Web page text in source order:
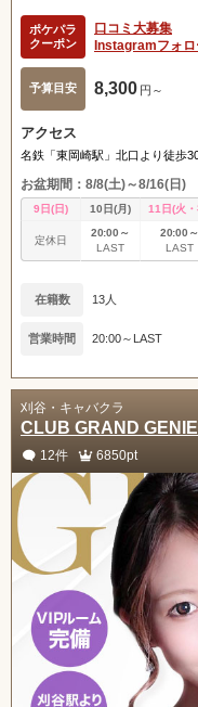
ポケパラ
クーポン
口コミ大募集
Instagramフォロ
予算目安 8,300 円～
アクセス
名鉄「東岡崎駅」北口より徒歩
お盆期間：8/8(土)～8/16(日)
9日(日) 10日(月) 11日(火
定休日
20:00～
LAST
20:00～
LAST
在籍数 13人
営業時間 20:00～LAST
刈谷・キャバクラ
CLUB GRAND GENIE
12件 6850pt